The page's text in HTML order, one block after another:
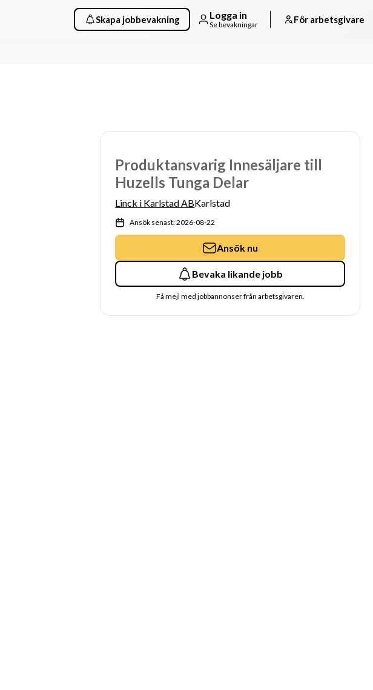
Skapa jobbevakning Logga in
Se bevakningar För arbetsgivare
Produktansvarig Innesäljare till
Huzells Tunga Delar
Linck i Karlstad ABKarlstad
Ansök senast: 2026-08-22
Ansök nu
Bevaka likande jobb
Få mejl med jobbannonser från arbetsgivaren.